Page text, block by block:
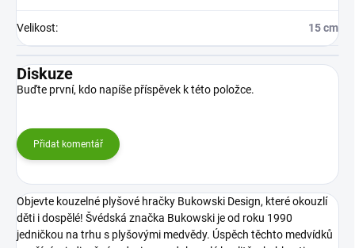
Velikost: 15 cm
Diskuze
Buďte první, kdo napíše příspěvek k této položce.
Přidat komentář
Objevte kouzelné plyšové hračky Bukowski Design, které okouzlí
děti i dospělé! Švédská značka Bukowski je od roku 1990
jedničkou na trhu s plyšovými medvědy. Úspěch těchto medvídků